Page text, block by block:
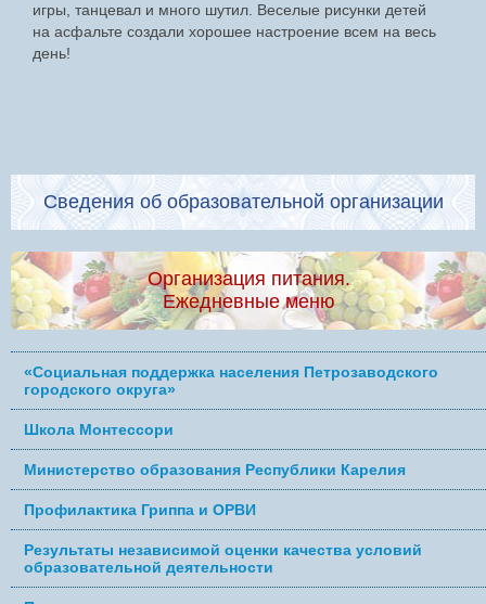
игры, танцевал и много шутил. Веселые рисунки детей
на асфальте создали хорошее настроение всем на весь
день!
Сведения об образовательной организации
Организация питания.
Ежедневные меню
«Социальная поддержка населения Петрозаводского
городского округа»
Школа Монтессори
Министерство образования Республики Карелия
Профилактика Гриппа и ОРВИ
Результаты независимой оценки качества условий
образовательной деятельности